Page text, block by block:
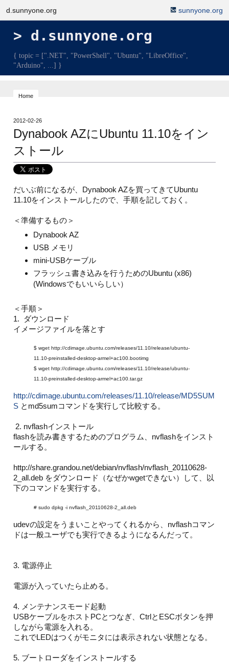
d.sunnyone.org sunnyone.org
d.sunnyone.org
{ topic = [".NET", "PowerShell", "Ubuntu", "LibreOffice",
"Arduino", ...] }
Home
2012-02-26
Dynabook AZにUbuntu 11.10をイン
ストール
だいぶ前になるが、Dynabook AZを買ってきてUbuntu
11.10をインストールしたので、手順を記しておく。
＜準備するもの＞
Dynabook AZ
USB メモリ
mini-USBケーブル
フラッシュ書き込みを行うためのUbuntu (x86)
(Windowsでもいいらしい）
＜手順＞
1. ダウンロード
イメージファイルを落とす
$ wget http://cdimage.ubuntu.com/releases/11.10/release/ubuntu-
11.10-preinstalled-desktop-armel+ac100.bootimg
$ wget http://cdimage.ubuntu.com/releases/11.10/release/ubuntu-
11.10-preinstalled-desktop-armel+ac100.tar.gz
http://cdimage.ubuntu.com/releases/11.10/release/MD5SUM
S とmd5sumコマンドを実行して比較する。
2. nvflashインストール
flashを読み書きするためのプログラム、nvflashをインスト
ールする。
http://share.grandou.net/debian/nvflash/nvflash_20110628-
2_all.deb をダウンロード（なぜかwgetできない）して、以
下のコマンドを実行する。
# sudo dpkg -i nvflash_20110628-2_all.deb
udevの設定をうまいことやってくれるから、nvflashコマン
ドは一般ユーザでも実行できるようになるんだって。
3. 電源停止
電源が入っていたら止める。
4. メンテナンスモード起動
USBケーブルをホストPCとつなぎ、CtrlとESCボタンを押
しながら電源を入れる。
これでLEDはつくがモニタには表示されない状態となる。
5. ブートローダをインストールする